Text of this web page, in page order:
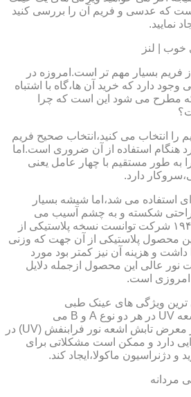
که عدسی و فریم آن را بررسی کنید
نمایید.
| لنز
فریم بسیار مهم تر است.امروزه در
دارد که خرید آن ها،گاه با اشتباه
مطرح می شود این است که چرا
را انتخاب می کنید،انتخاب صحیح فریم
هنگام استفاده از آن ضروری است.اما
به طور مستقیم با چهار عامل یعنی
دارد.
استفاده می شد،اما شیشه بسیار
راحتی شکسته و به چشم آسیب می
رساند.در نهایت در سال ۱۹۴۷ شرکت توانست نسخه پلاستیکی از
محصول پلاستیکی از آن جهت که وزنی
و هزینه آن نیز کمتر بود مورد
نور عالی این محصول ازجمله دلایل
امروزی است.
ویژگی های عینک طبی
است،مقاومت در برابر اشعه UV در هر دو نوع A و B می
باشد.قطعاً قرار گرفتن در معرض تابش اشعه نور فرابنفش (UV) در
دارد و ممکن است مشکلاتی برای
دژنراسیون ماکولا،ایجاد کند.
مردانه